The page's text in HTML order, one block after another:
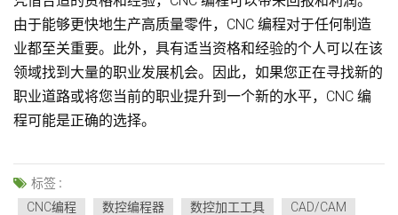
由于能够更快地生产高质量零件，CNC 编程对于任何制造
业都至关重要。此外，具有适当资格和经验的个人可以在该
领域找到大量的职业发展机会。因此，如果您正在寻找新的
职业道路或将您当前的职业提升到一个新的水平，CNC 编
程可能是正确的选择。
标签 :
CNC编程
数控编程器 数控加工工具
CAD/CAM